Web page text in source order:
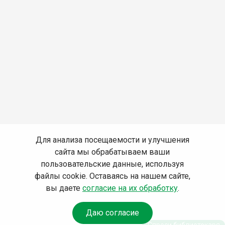
Для анализа посещаемости и улучшения
сайта мы обрабатываем ваши
пользовательские данные, используя
файлы cookie. Оставаясь на нашем сайте,
вы даете согласие на их обработку.
Даю согласие